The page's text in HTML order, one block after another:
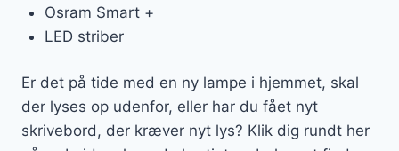
Osram Smart +
LED striber
Er det på tide med en ny lampe i hjemmet, skal
der lyses op udenfor, eller har du fået nyt
skrivebord, der kræver nyt lys? Klik dig rundt her